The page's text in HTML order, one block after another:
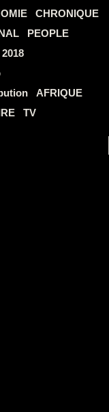
CHRONIQUE
PEOPLE
AFRIQUE
TV